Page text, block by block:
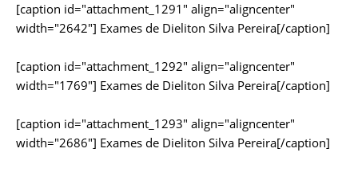
[caption id="attachment_1291" align="aligncenter"
width="2642"] Exames de Dieliton Silva Pereira[/caption]
[caption id="attachment_1292" align="aligncenter"
width="1769"] Exames de Dieliton Silva Pereira[/caption]
[caption id="attachment_1293" align="aligncenter"
width="2686"] Exames de Dieliton Silva Pereira[/caption]